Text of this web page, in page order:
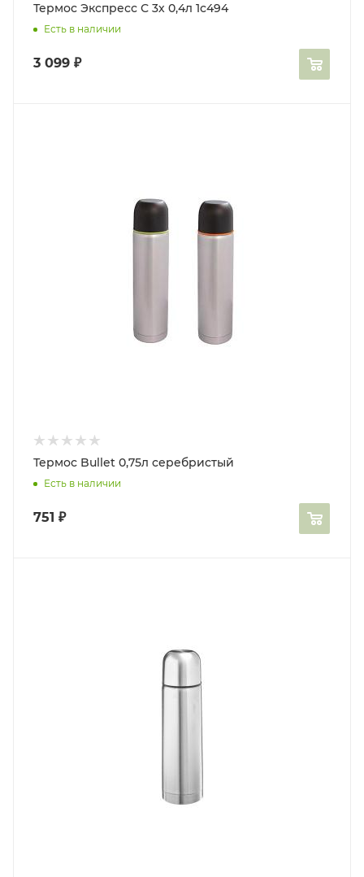
Термос Экспресс С 3х 0,4л 1с494
Есть в наличии
3 099 ₽
Термос Bullet 0,75л серебристый
Есть в наличии
751 ₽